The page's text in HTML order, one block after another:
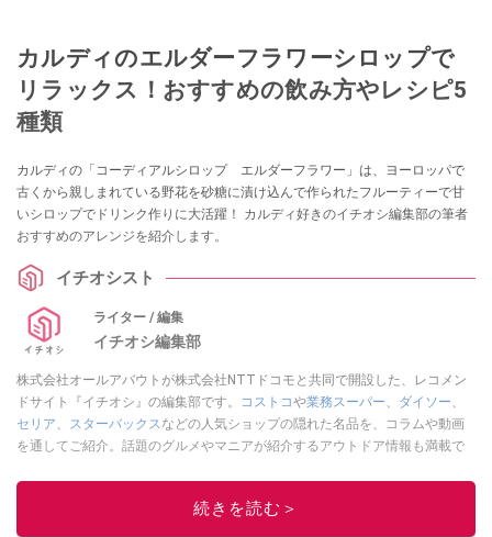
カルディのエルダーフラワーシロップで
リラックス！おすすめの飲み方やレシピ5
種類
カルディの「コーディアルシロップ エルダーフラワー」は、ヨーロッパで
古くから親しまれている野花を砂糖に漬け込んで作られたフルーティーで甘
いシロップでドリンク作りに大活躍！ カルディ好きのイチオシ編集部の筆者
おすすめのアレンジを紹介します。
イチオシスト
ライター / 編集
イチオシ編集部
株式会社オールアバウトが株式会社NTTドコモと共同で開設した、レコメン
ドサイト『イチオシ』の編集部です。
コストコや業務スーパー、 ダイソー、
セリア、 スターバックスなどの人気ショップの隠れた名品を、コラムや動画
を通してご紹介。話題のグルメやマニアが紹介するアウトドア情報も満載で
レビューしています。毎日トレンド情報をお届けしているので、ぜひ
してください！続きを読む＞